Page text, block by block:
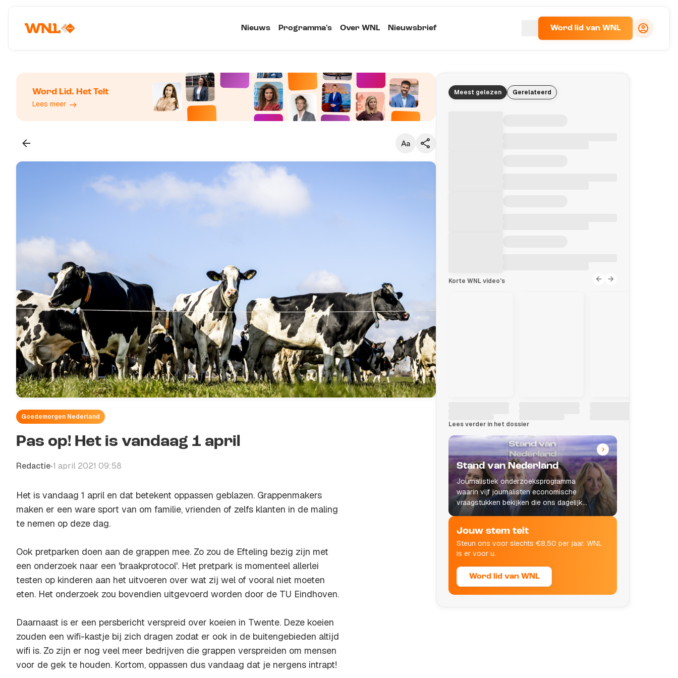
Nieuws Programma's Over WNL Nieuwsbrief Word lid van WNL
Word Lid. Het Telt
Lees meer
Goedemorgen Nederland
Pas op! Het is vandaag 1 april
Redactie•1 april 2021 09:58
Het is vandaag 1 april en dat betekent oppassen geblazen. Grappenmakers
maken er een ware sport van om familie, vrienden of zelfs klanten in de maling
te nemen op deze dag.
Ook pretparken doen aan de grappen mee. Zo zou de Efteling bezig zijn met
een onderzoek naar een 'braakprotocol'. Het pretpark is momenteel allerlei
testen op kinderen aan het uitvoeren over wat zij wel of vooral niet moeten
eten. Het onderzoek zou bovendien uitgevoerd worden door de TU Eindhoven.
Daarnaast is er een persbericht verspreid over koeien in Twente. Deze koeien
zouden een wifi-kastje bij zich dragen zodat er ook in de buitengebieden altijd
wifi is. Zo zijn er nog veel meer bedrijven die grappen verspreiden om mensen
voor de gek te houden. Kortom, oppassen dus vandaag dat je nergens intrapt!
Meest gelezen Gerelateerd
Korte WNL video's
Lees verder in het dossier
Stand van Nederland
Journalistiek onderzoeksprogramma
waarin vijf journalisten economische
vraagstukken bekijken die ons dagelijks
leven raken.
Jouw stem telt
Steun ons voor slechts €8,50 per jaar. WNL
is er voor u.
Word lid van WNL